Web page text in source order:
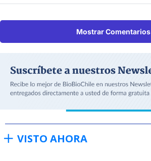
Mostrar Comentarios
VISTO AHORA